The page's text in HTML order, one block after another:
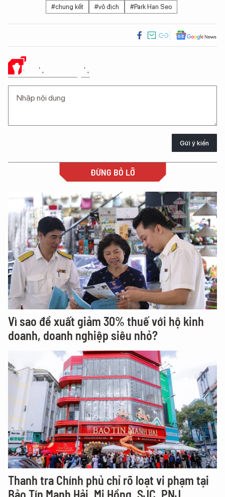
#chung kết
#vô địch #Park Han Seo
Ý KIẾN CỦA BẠN
Gửi ý kiến
ĐỪNG BỎ LỠ
Vì sao đề xuất giảm 30% thuế với hộ kinh
doanh, doanh nghiệp siêu nhỏ?
Thanh tra Chính phủ chỉ rõ loạt vi phạm tại